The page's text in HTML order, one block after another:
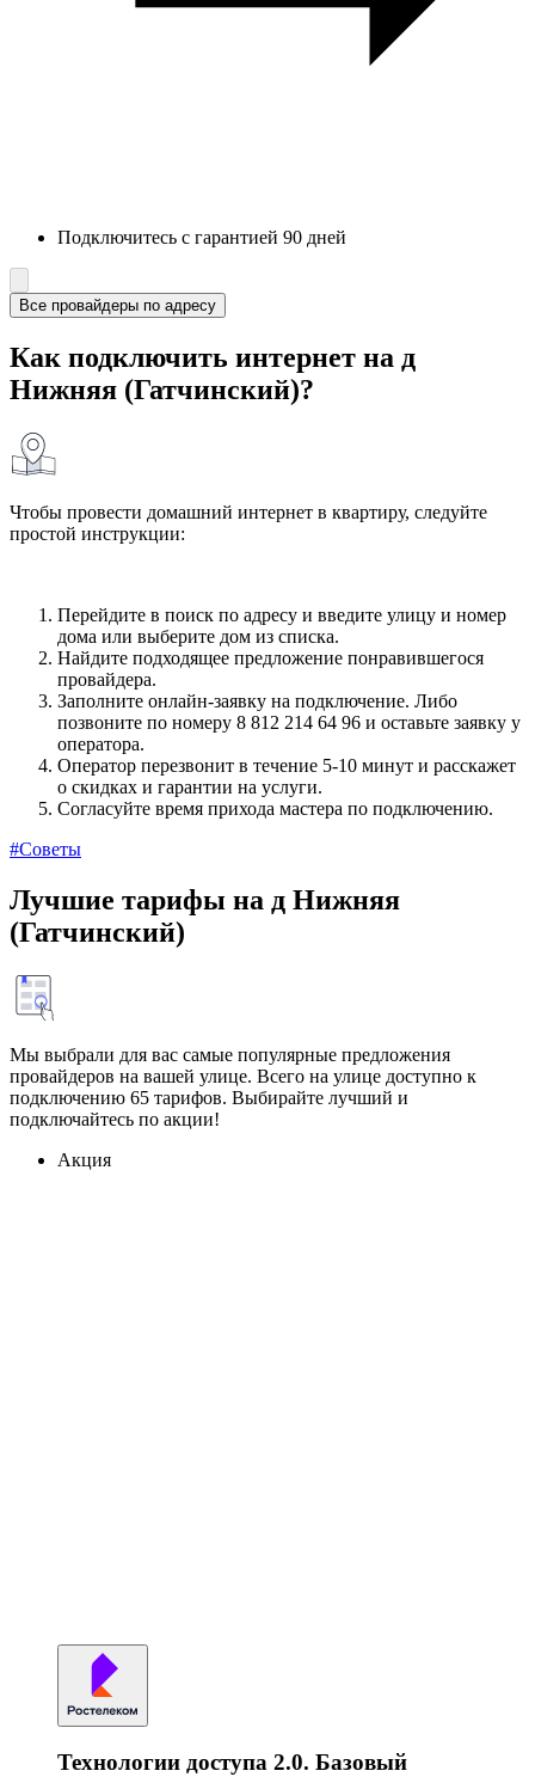
Подключитесь с гарантией 90 дней
Все провайдеры по адресу
Как подключить интернет на д
Нижняя (Гатчинский)?
Чтобы провести домашний интернет в квартиру, следуйте
простой инструкции:
Перейдите в поиск по адресу и введите улицу и номер
дома или выберите дом из списка.
Найдите подходящее предложение понравившегося
провайдера.
Заполните онлайн-заявку на подключение. Либо
позвоните по номеру 8 812 214 64 96 и оставьте заявку у
оператора.
Оператор перезвонит в течение 5-10 минут и расскажет
о скидках и гарантии на услуги.
Согласуйте время прихода мастера по подключению.
#Советы
Лучшие тарифы на д Нижняя
(Гатчинский)
Мы выбрали для вас самые популярные предложения
провайдеров на вашей улице. Всего на улице доступно к
подключению 65 тарифов. Выбирайте лучший и
подключайтесь по акции!
Акция
Технологии доступа 2.0. Базовый